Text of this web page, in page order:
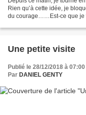
Rien qu’à cette idée, je
du courage……Est-ce que je
Une petite visite
Publié le 28/12/2018 à 07:00
Par DANIEL GENTY